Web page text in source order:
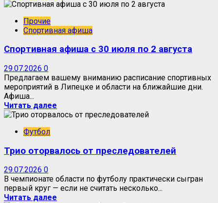
Прочие
Спортивная афиша
Спортивная афиша с 30 июля по 2 августа
29.07.2026 0
Предлагаем вашему вниманию расписание спортивных
мероприятий в Липецке и области на ближайшие дни.
Афиша...
Читать далее
Футбол
Трио оторвалось от преследователей
29.07.2026 0
В чемпионате области по футболу практически сыгран
первый круг — если не считать несколько...
Читать далее